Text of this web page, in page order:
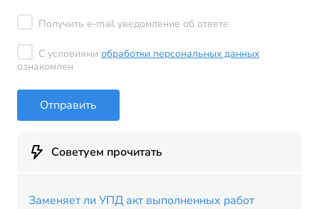
Получить e-mail уведомление об ответе
С условиями обработки персональных данных
ознакомлен
Отправить
Советуем прочитать
Заменяет ли УПД акт выполненных работ